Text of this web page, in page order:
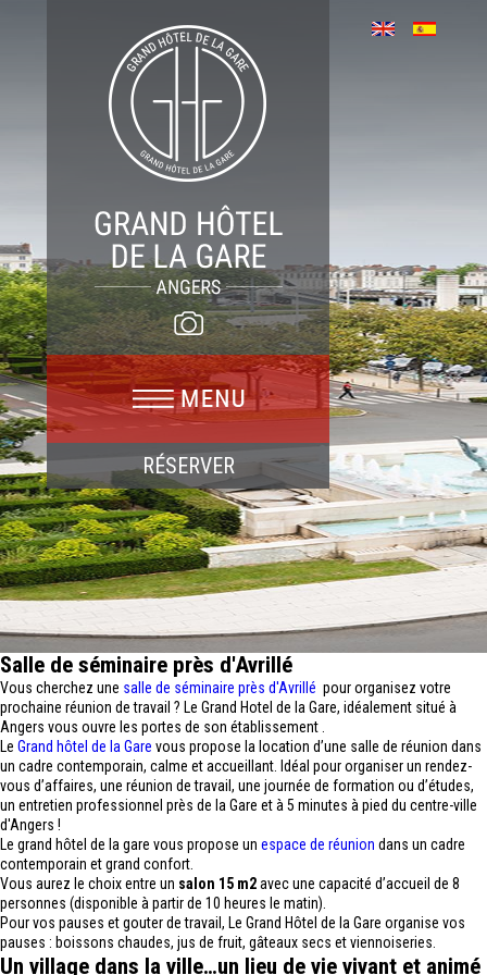
RÉSERVER
Salle de séminaire près d'Avrillé
Vous cherchez une salle de séminaire près d'Avrillé pour organisez votre
prochaine réunion de travail ? Le Grand Hotel de la Gare, idéalement situé à
Angers vous ouvre les portes de son établissement .
Le Grand hôtel de la Gare vous propose la location d’une salle de réunion dans
un cadre contemporain, calme et accueillant. Idéal pour organiser un rendez-
vous d’affaires, une réunion de travail, une journée de formation ou d’études,
un entretien professionnel près de la Gare et à 5 minutes à pied du centre-ville
d'Angers !
Le grand hôtel de la gare vous propose un espace de réunion dans un cadre
contemporain et grand confort.
Vous aurez le choix entre un salon 15 m2avec une capacité d’accueil de 8
personnes (disponible à partir de 10 heures le matin).
Pour vos pauses et gouter de travail, Le Grand Hôtel de la Gare organise vos
pauses : boissons chaudes, jus de fruit, gâteaux secs et viennoiseries.
Un village dans la ville…un lieu de vie vivant et animé